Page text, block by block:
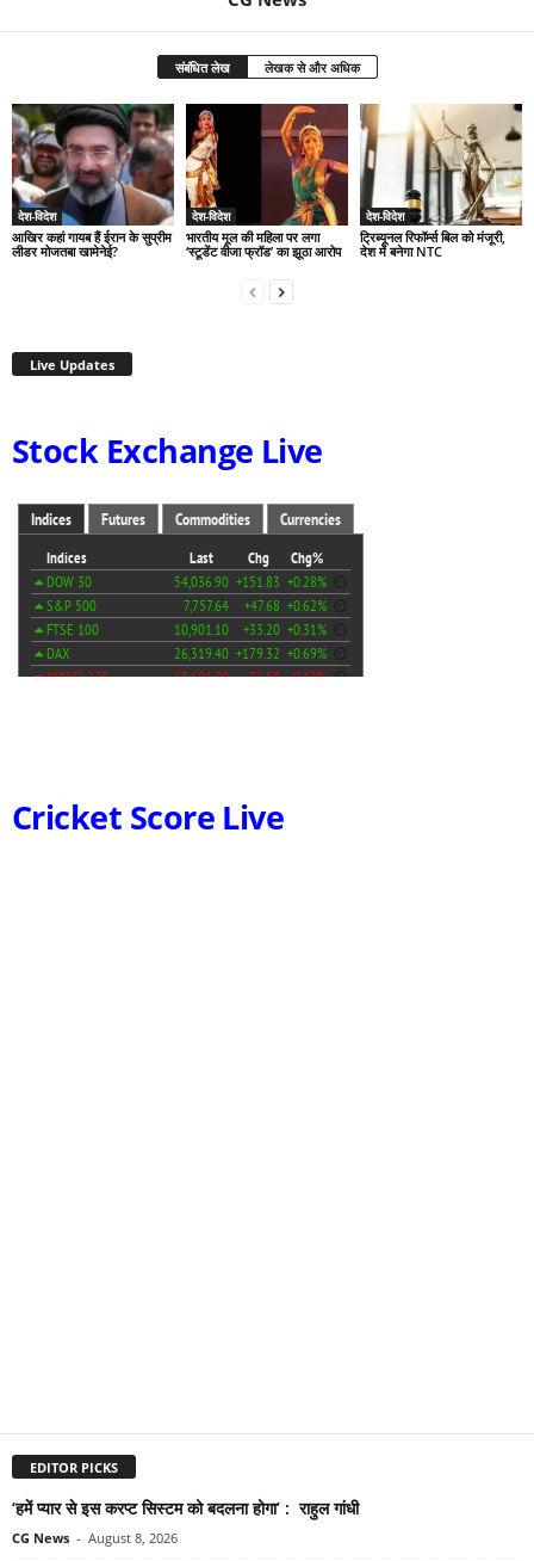
संबंधित लेख लेखक से और अधिक
देश-विदेश
आखिर कहां गायब हैं ईरान के सुप्रीम
लीडर मोजतबा खामेनेई?
देश-विदेश
भारतीय मूल की महिला पर लगा
‘स्टूडेंट वीजा फ्रॉड’ का झूठा आरोप
देश-विदेश
ट्रिब्यूनल रिफॉर्म्स बिल को मंजूरी,
देश में बनेगा NTC
Live Updates
Stock Exchange Live
Cricket Score Live
EDITOR PICKS
‘हमें प्यार से इस करप्ट सिस्टम को बदलना होगा’ : राहुल गांधी
CG News - August 8, 2026